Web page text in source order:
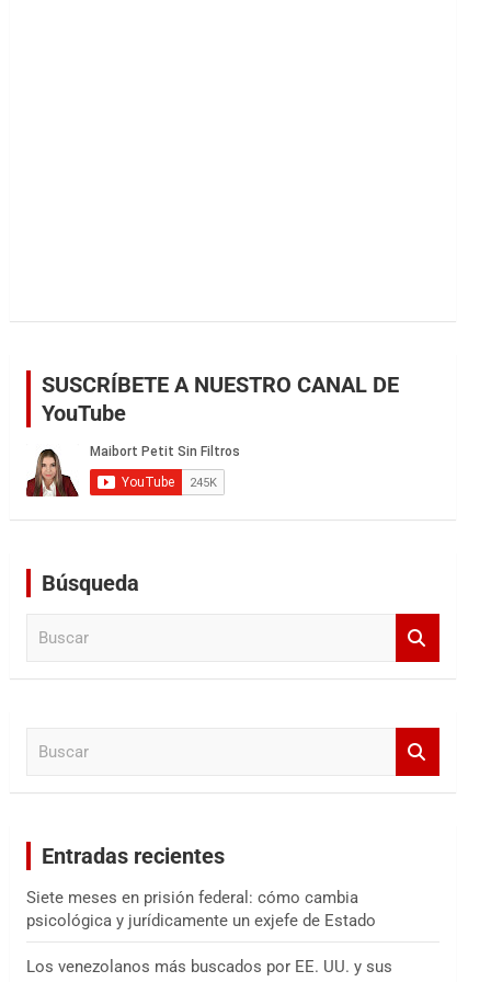
SUSCRÍBETE A NUESTRO CANAL DE
YouTube
Búsqueda
Entradas recientes
Siete meses en prisión federal: cómo cambia
psicológica y jurídicamente un exjefe de Estado
Los venezolanos más buscados por EE. UU. y sus